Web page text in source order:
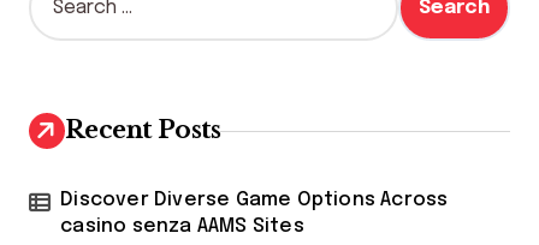
e
h
f
r
Recent Posts
Discover Diverse Game Options Across
casino senza AAMS Sites